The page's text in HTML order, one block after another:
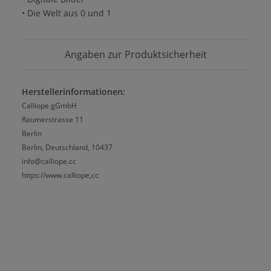
• Die Welt aus 0 und 1
Angaben zur Produktsicherheit
Herstellerinformationen:
Calliope gGmbH
Raumerstrasse 11
Berlin
Berlin, Deutschland, 10437
info@calliope.cc
https://www.calliope,cc